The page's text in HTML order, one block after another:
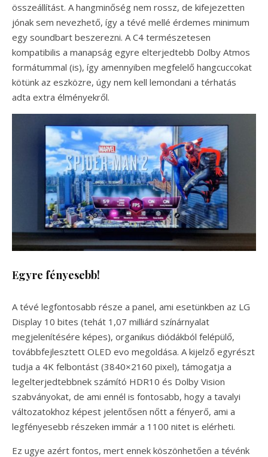
összeállítást. A hangminőség nem rossz, de kifejezetten
jónak sem nevezhető, így a tévé mellé érdemes minimum
egy soundbart beszerezni. A C4 természetesen
kompatibilis a manapság egyre elterjedtebb Dolby Atmos
formátummal (is), így amennyiben megfelelő hangcuccokat
kötünk az eszközre, úgy nem kell lemondani a térhatás
adta extra élményekről.
Egyre fényesebb!
A tévé legfontosabb része a panel, ami esetünkben az LG
Display 10 bites (tehát 1,07 milliárd színárnyalat
megjelenítésére képes), organikus diódákból felépülő,
továbbfejlesztett OLED evo megoldása. A kijelző egyrészt
tudja a 4K felbontást (3840×2160 pixel), támogatja a
legelterjedtebbnek számító HDR10 és Dolby Vision
szabványokat, de ami ennél is fontosabb, hogy a tavalyi
változatokhoz képest jelentősen nőtt a fényerő, ami a
legfényesebb részeken immár a 1100 nitet is elérheti.
Ez ugye azért fontos, mert ennek köszönhetően a tévénk